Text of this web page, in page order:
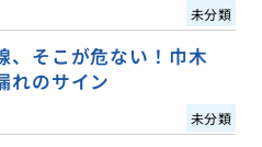
未分類
、そこが危ない！巾木
れのサイン
未分類